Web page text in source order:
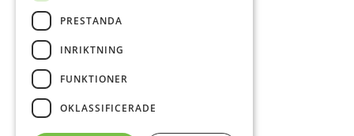
PRESTANDA
INRIKTNING
FUNKTIONER
OKLASSIFICERADE